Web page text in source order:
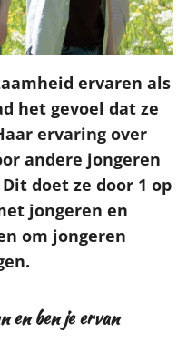
ervaren als
het gevoel dat ze
ervaring over
andere jongeren
doet ze door 1 op
jongeren en
om jongeren
en ben je ervan